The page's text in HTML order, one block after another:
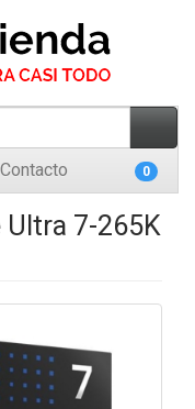
Contacto 0
Ultra 7-265K